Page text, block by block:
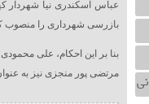
عباس اسکندری نیا شهردار
بازرسی شهرداری را منصوب
بنا بر این احکام، علی
مرتضی پور منجزی نیز به